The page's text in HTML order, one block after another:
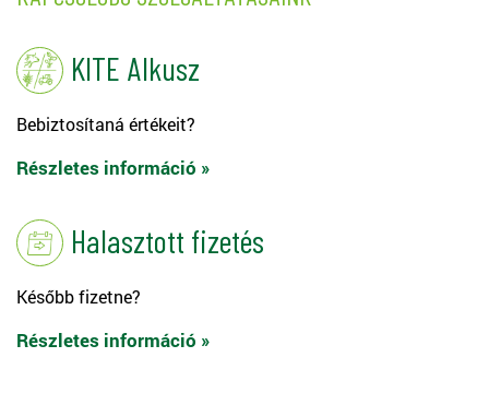
KITE Alkusz
Bebiztosítaná értékeit?
Részletes információ »
Halasztott fizetés
Később fizetne?
Részletes információ »